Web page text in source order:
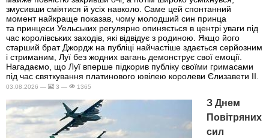
змусивши сміятися й усіх навколо. Саме цей спонтанний
момент найкраще показав, чому молодший син принца
та принцеси Уельських регулярно опиняється в центрі уваги під
час королівських заходів, які відвідує з родиною. Якщо його
старший брат Джордж на публіці найчастіше здається серйозним
і стриманим, Луї без жодних вагань демонструє свої емоції.
Нагадаємо, що Луї вперше підкорив публіку своїми гримасами
під час святкування платинового ювілею королеви Єлизавети II.
03.08.2026 — 3 — 1365
З Днем
Повітряних
сил